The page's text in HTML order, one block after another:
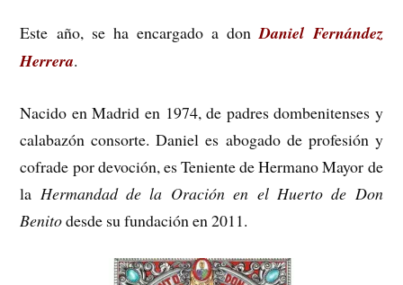
Este año, se ha encargado a donDaniel Fernández
Herrera.
Nacido en Madrid en 1974, de padres dombenitenses y
calabazón consorte. Daniel es abogado de profesión y
cofrade por devoción, es Teniente de Hermano Mayor de
la Hermandad de la Oración en el Huerto de Don
Benitodesde su fundación en 2011.